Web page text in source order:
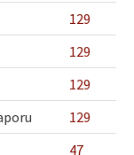
129
129
129
129
47